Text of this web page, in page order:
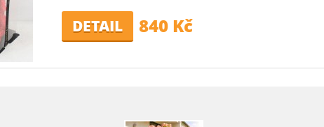
DETAIL 840 Kč